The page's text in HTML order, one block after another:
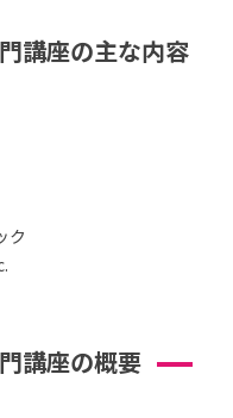
講座の主な内容
ク
講座の概要